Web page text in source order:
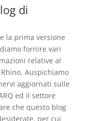
di
la prima versione
fornire vari
relative al
Auspichiamo
aggiornati sulle
ed il settore
che questo blog
per cui